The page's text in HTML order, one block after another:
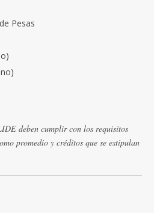
Pesas
deben cumplir con los requisitos
promedio y créditos que se estipulan